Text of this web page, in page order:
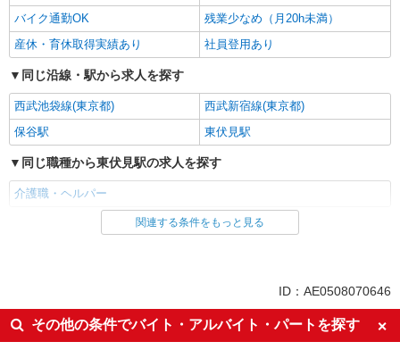
バイク通勤OK
残業少なめ（月20h未満）
産休・育休取得実績あり
社員登用あり
同じ沿線・駅から求人を探す
西武池袋線(東京都)
西武新宿線(東京都)
保谷駅
東伏見駅
同じ職種から東伏見駅の求人を探す
介護職・ヘルパー
同じ雇用形態から東伏見駅の求人を探す
入社日応相談
新卒・第二新卒歓迎
女性活躍中
ミドル（40代～）活躍中
関連する条件をもっと見る
ID：AE0508070646
その他の条件でバイト・アルバイト・パートを探す